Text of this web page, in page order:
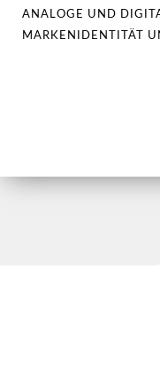
ANALOGE UND
MARKENIDENTITÄT